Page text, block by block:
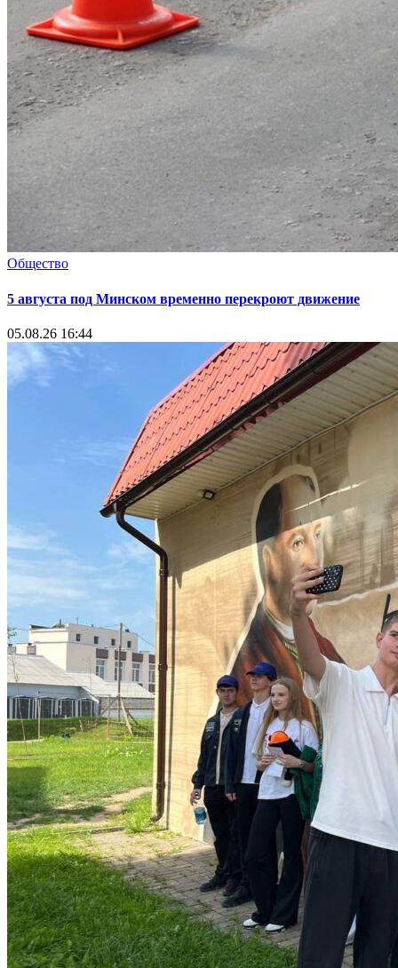
Общество
5 августа под Минском временно перекроют движение
05.08.26 16:44